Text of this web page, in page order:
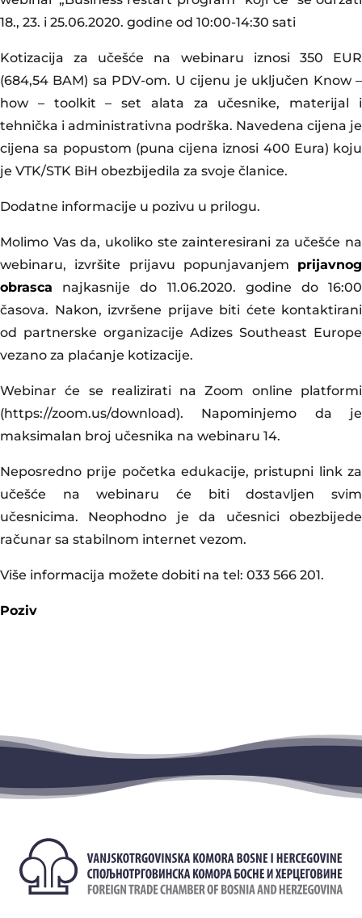
18., 23. i 25.06.2020. godine od 10:00-14:30 sati
Kotizacija za učešće na webinaru iznosi 350 EUR
(684,54 BAM) sa PDV-om. U cijenu je uključen Know –
how – toolkit – set alata za učesnike, materijal i
tehnička i administrativna podrška. Navedena cijena je
cijena sa popustom (puna cijena iznosi 400 Eura) koju
je VTK/STK BiH obezbijedila za svoje članice.
Dodatne informacije u pozivu u prilogu.
Molimo Vas da, ukoliko ste zainteresirani za učešće na
webinaru, izvršite prijavu popunjavanjem prijavnog
obrasca najkasnije do 11.06.2020. godine do 16:00
časova. Nakon, izvršene prijave biti ćete kontaktirani
od partnerske organizacije Adizes Southeast Europe
vezano za plaćanje kotizacije.
Webinar će se realizirati na Zoom online platformi
(https://zoom.us/download). Napominjemo da je
maksimalan broj učesnika na webinaru 14.
Neposredno prije početka edukacije, pristupni link za
učešće na webinaru će biti dostavljen svim
učesnicima. Neophodno je da učesnici obezbijede
računar sa stabilnom internet vezom.
Više informacija možete dobiti na tel: 033 566 201.
Poziv